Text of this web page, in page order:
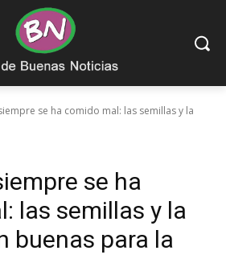
se ha comido mal: las semillas y la
se ha
las semillas y la
buenas para la